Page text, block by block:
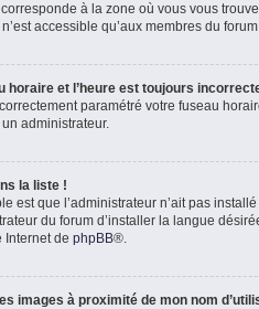
à la zone où vous vous
accessible qu’aux membres du
horaire et l’heure est toujours
paramétré votre fuseau
administrateur.
la liste !
est que l’administrateur n’ait pas
du forum d’installer la langue
Internet de phpBB®.
images à proximité de mon nom